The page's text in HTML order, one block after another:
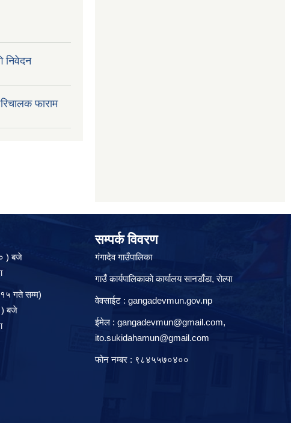
निवेदन
फाराम
) बजे
१५ गते सम्म)
) बजे
सम्पर्क विवरण
गंगादेव गाउँपालिका
गाउँ कार्यपालिकाको कार्यालय सानडाँडा, रो‍‍ल्पा
वेवसाईट : gangadevmun.gov.np
ईमेल : gangadevmun@gmail.com,
ito.sukidahamun@gmail.com
फोन नम्बर : ९८४५५७०४००